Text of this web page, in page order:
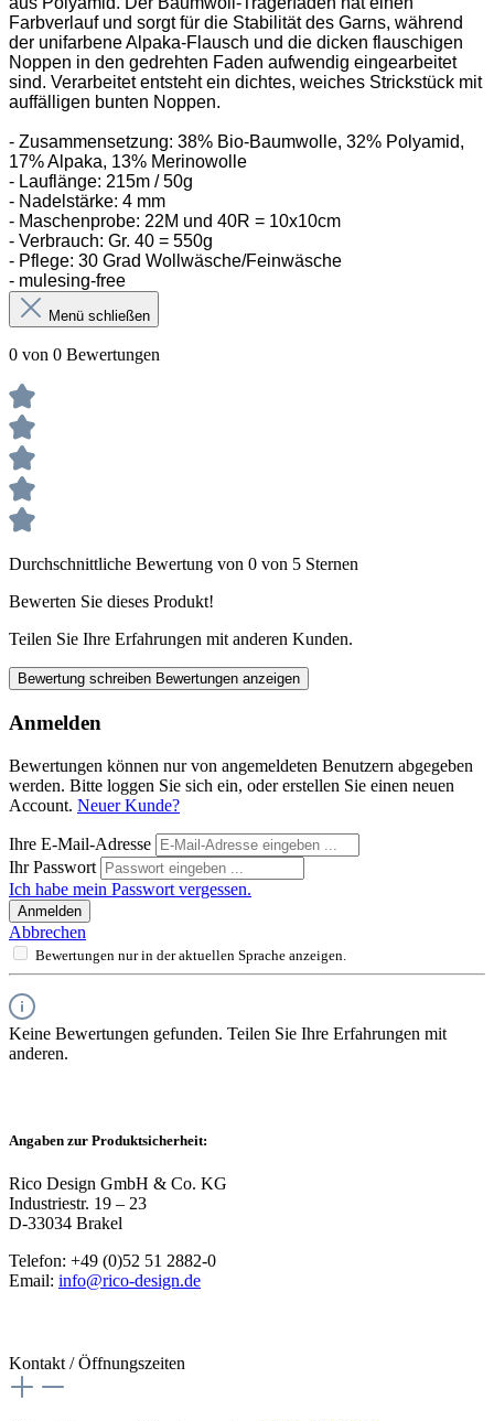
Farbverlauf und sorgt für die Stabilität des Garns, während
der unifarbene Alpaka-Flausch und die dicken flauschigen
Noppen in den gedrehten Faden aufwendig eingearbeitet
sind. Verarbeitet entsteht ein dichtes, weiches Strickstück mit
auffälligen bunten Noppen.
- Zusammensetzung: 38% Bio-Baumwolle, 32% Polyamid,
17% Alpaka, 13% Merinowolle
- Lauflänge: 215m / 50g
- Nadelstärke: 4 mm
- Maschenprobe: 22M und 40R = 10x10cm
- Verbrauch: Gr. 40 = 550g
- Pflege: 30 Grad Wollwäsche/Feinwäsche
- mulesing-free
Menü schließen
0 von 0 Bewertungen
Durchschnittliche Bewertung von 0 von 5 Sternen
Bewerten Sie dieses Produkt!
Teilen Sie Ihre Erfahrungen mit anderen Kunden.
Bewertung schreiben Bewertungen anzeigen
Anmelden
Bewertungen können nur von angemeldeten Benutzern abgegeben
werden. Bitte loggen Sie sich ein, oder erstellen Sie einen neuen
Account. Neuer Kunde?
Ihre E-Mail-Adresse
Ihr Passwort
Ich habe mein Passwort vergessen.
Anmelden
Abbrechen
Bewertungen nur in der aktuellen Sprache anzeigen.
Keine Bewertungen gefunden. Teilen Sie Ihre Erfahrungen mit
anderen.
Angaben zur Produktsicherheit:
Rico Design GmbH & Co. KG
Industriestr. 19 – 23
D-33034 Brakel
Telefon: +49 (0)52 51 2882-0
Email: info@rico-design.de
Kontakt / Öffnungszeiten